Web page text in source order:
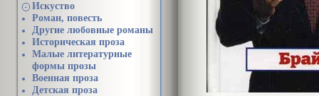
+
Искуство
Роман, повесть
Другие любовные романы
Историческая проза
Малые литературные
формы прозы
Военная проза
Детская проза